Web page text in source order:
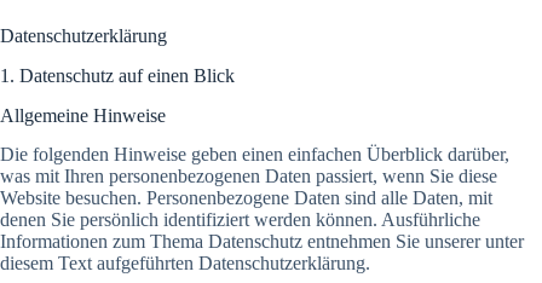
Datenschutz­erklärung
1. Datenschutz auf einen Blick
Allgemeine Hinweise
Die folgenden Hinweise geben einen einfachen Überblick darüber,
was mit Ihren personenbezogenen Daten passiert, wenn Sie diese
Website besuchen. Personenbezogene Daten sind alle Daten, mit
denen Sie persönlich identifiziert werden können. Ausführliche
Informationen zum Thema Datenschutz entnehmen Sie unserer unter
diesem Text aufgeführten Datenschutzerklärung.